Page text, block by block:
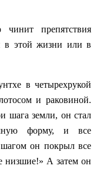
препятствия
в этой жизни или в
в четырехрукой
и раковиной.
шага земли, он стал
форму, и все
он покрыл все
низшие!» А затем он